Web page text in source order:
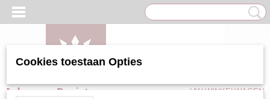
Inloggen Registreren UW WINKELWAGEN
Cookies toestaan Opties